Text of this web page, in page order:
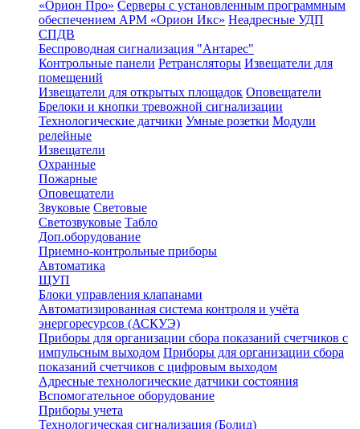
«Орион Про» Серверы с установленным программным
обеспечением АРМ «Орион Икс» Неадресные УДП
СПДВ
Беспроводная сигнализация "Антарес"
Контрольные панели Ретрансляторы Извещатели для
помещений
Извещатели для открытых площадок Оповещатели
Брелоки и кнопки тревожной сигнализации
Технологические датчики Умные розетки Модули
релейные
Извещатели
Охранные
Пожарные
Оповещатели
Звуковые Световые
Светозвуковые Табло
Доп.оборудование
Приемно-контрольные приборы
Автоматика
ЩУП
Блоки управления клапанами
Автоматизированная система контроля и учёта
энергоресурсов (АСКУЭ)
Приборы для организации сбора показаний счетчиков с
импульсным выходом Приборы для организации сбора
показаний счетчиков с цифровым выходом
Адресные технологические датчики состояния
Вспомогательное оборудование
Приборы учета
Технологическая сигнализация (Болид)